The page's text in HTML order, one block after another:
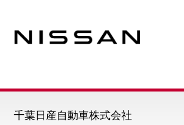
千葉日産自動車株式会社